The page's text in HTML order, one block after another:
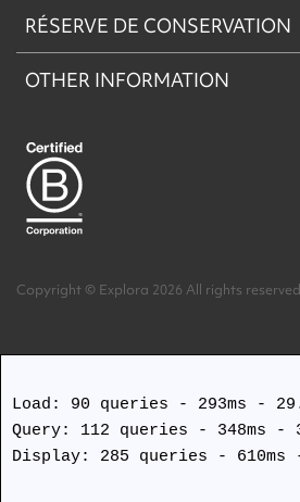
Patagonie
Machu Picchu & Sacred Valley
Easter Island
RÉSERVE DE CONSERVATION
Réserve de Conservation Explora
OTHER INFORMATION
Copyright © Explora 2026 All rights reserved
Load: 90 queries - 293ms -
Query: 112 queries - 348ms -
Display: 285 queries -